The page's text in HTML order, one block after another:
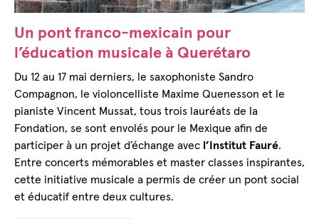
Un pont franco-mexicain pour
l’éducation musicale à Querétaro
Du 12 au 17 mai derniers, le saxophoniste Sandro
Compagnon, le violoncelliste Maxime Quenesson et le
pianiste Vincent Mussat, tous trois lauréats de la
Fondation, se sont envolés pour le Mexique afin de
participer à un projet d’échange avec l’Institut Fauré.
Entre concerts mémorables et master classes inspirantes,
cette initiative musicale a permis de créer un pont social
et éducatif entre deux cultures.